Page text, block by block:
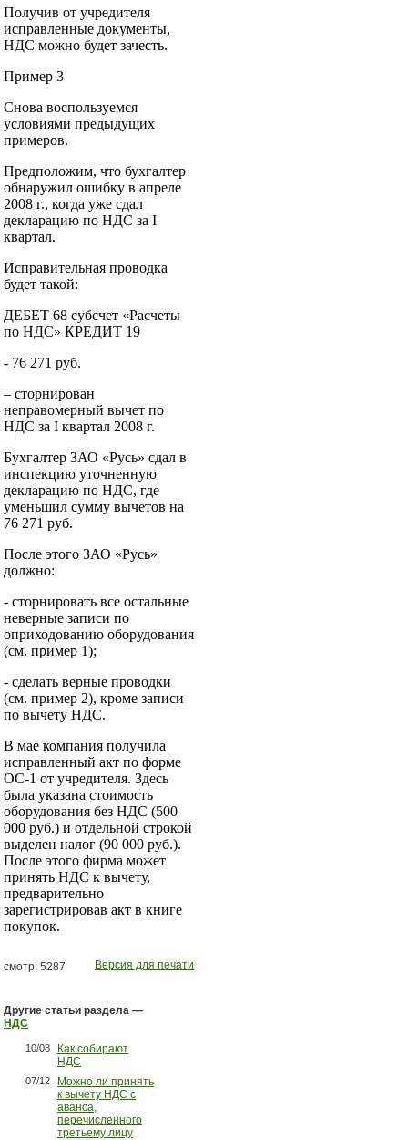
Получив от учредителя
исправленные документы,
НДС можно будет зачесть.
Пример 3
Снова воспользуемся
условиями предыдущих
примеров.
Предположим, что бухгалтер
обнаружил ошибку в апреле
2008 г., когда уже сдал
декларацию по НДС за I
квартал.
Исправительная проводка
будет такой:
ДЕБЕТ 68 субсчет «Расчеты
по НДС» КРЕДИТ 19
- 76 271 руб.
– сторнирован
неправомерный вычет по
НДС за I квартал 2008 г.
Бухгалтер ЗАО «Русь» сдал в
инспекцию уточненную
декларацию по НДС, где
уменьшил сумму вычетов на
76 271 руб.
После этого ЗАО «Русь»
должно:
- сторнировать все остальные
неверные записи по
оприходованию оборудования
(см. пример 1);
- сделать верные проводки
(см. пример 2), кроме записи
по вычету НДС.
В мае компания получила
исправленный акт по форме
ОС-1 от учредителя. Здесь
была указана стоимость
оборудования без НДС (500
000 руб.) и отдельной строкой
выделен налог (90 000 руб.).
После этого фирма может
принять НДС к вычету,
предварительно
зарегистрировав акт в книге
покупок.
смотр: 5287 Версия для печати
Другие статьи раздела —
НДС
10/08
Как собирают
НДС
07/12
Можно ли принять
к вычету НДС с
аванса,
перечисленного
третьему лицу